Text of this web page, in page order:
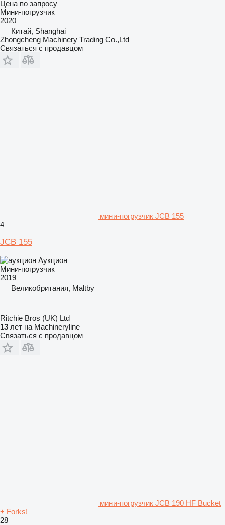
Цена по запросу
Мини-погрузчик
2020
Китай, Shanghai
Zhongcheng Machinery Trading Co.,Ltd
Связаться с продавцом
мини-погрузчик JCB 155
4
JCB 155
Аукцион
Мини-погрузчик
2019
Великобритания, Maltby
Ritchie Bros (UK) Ltd
13 лет на Machineryline
Связаться с продавцом
мини-погрузчик JCB 190 HF Bucket
+ Forks!
28